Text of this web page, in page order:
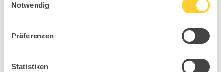
Notwendig
Präferenzen
Statistiken